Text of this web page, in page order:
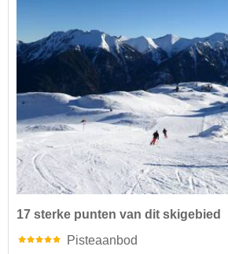
17 sterke punten van dit skigebied
Pisteaanbod